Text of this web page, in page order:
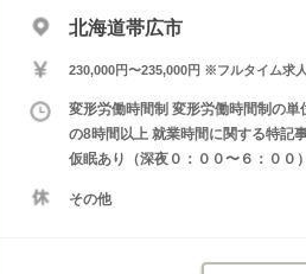
北海道帯広市
230,000円〜235,000円 ※フルタイム求
変形労働時間制 変形労働時間制の
の8時間以上 就業時間に関する特記
仮眠あり（深夜０：００〜６：００
その他